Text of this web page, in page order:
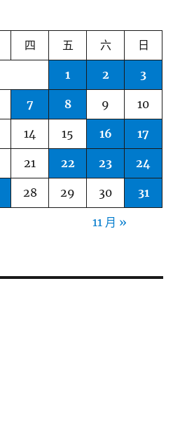
四 五 六 日
1 2 3
7 8 9 10
14 15 16 17
21 22 23 24
28 29 30 31
11 月 »